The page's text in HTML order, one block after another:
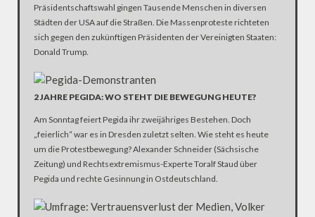
Präsidentschaftswahl gingen Tausende Menschen in diversen
Städten der USA auf die Straßen. Die Massenproteste richteten
sich gegen den zukünftigen Präsidenten der Vereinigten Staaten:
Donald Trump.
2 JAHRE PEGIDA: WO STEHT DIE BEWEGUNG HEUTE?
Am Sonntag feiert Pegida ihr zweijähriges Bestehen. Doch
„feierlich“ war es in Dresden zuletzt selten. Wie steht es heute
um die Protestbewegung? Alexander Schneider (Sächsische
Zeitung) und Rechtsextremismus-Experte Toralf Staud über
Pegida und rechte Gesinnung in Ostdeutschland.